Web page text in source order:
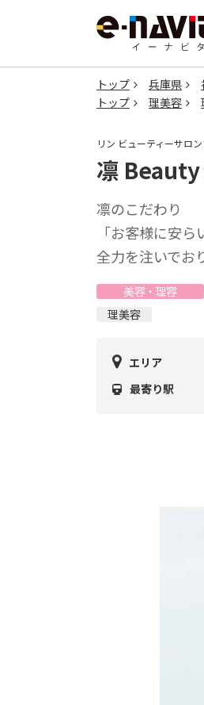
トップ 兵庫県
トップ
理美容
リン ビューティーサロ
凛
凛のこだわり
「お客様に安
全力を注いでお
美容・理容
理美容
エリア
最寄り駅